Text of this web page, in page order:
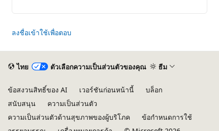
ลงชื่อเข้าใช้เพื่อตอบ
ไทย ตัวเลือกความเป็นส่วนตัวของคุณ ธีม
ข้อสงวนสิทธิ์ของ AI เวอร์ชันก่อนหน้านี้
บล็อก
สนับสนุน
ความเป็นส่วนตัว
ความเป็นส่วนตัวด้านสุขภาพของผู้บริโภค
ข้อกำหนดการใช้